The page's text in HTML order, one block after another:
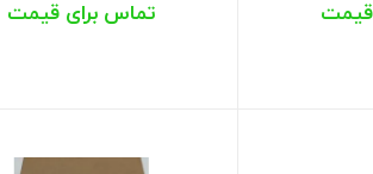
قیمت تماس برای قیمت